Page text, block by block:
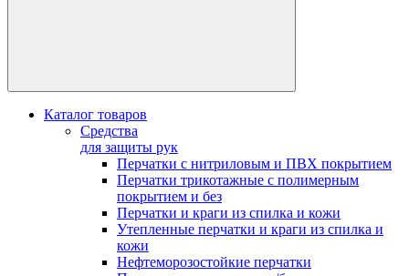
Каталог товаров
Средства
для защиты рук
Перчатки с нитриловым и ПВХ покрытием
Перчатки трикотажные с полимерным
покрытием и без
Перчатки и краги из спилка и кожи
Утепленные перчатки и краги из спилка и
кожи
Нефтеморозостойкие перчатки